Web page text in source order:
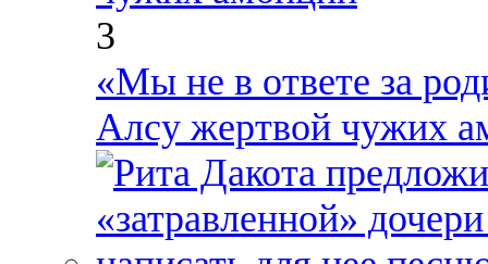
3
«Мы не в ответе за
Алсу жертвой чужих